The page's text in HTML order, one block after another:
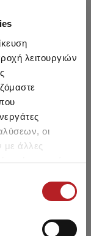
λειτουργιών
οι
με άλλες
ή τις οποίες
Dreams Satin
Πυτζάμα